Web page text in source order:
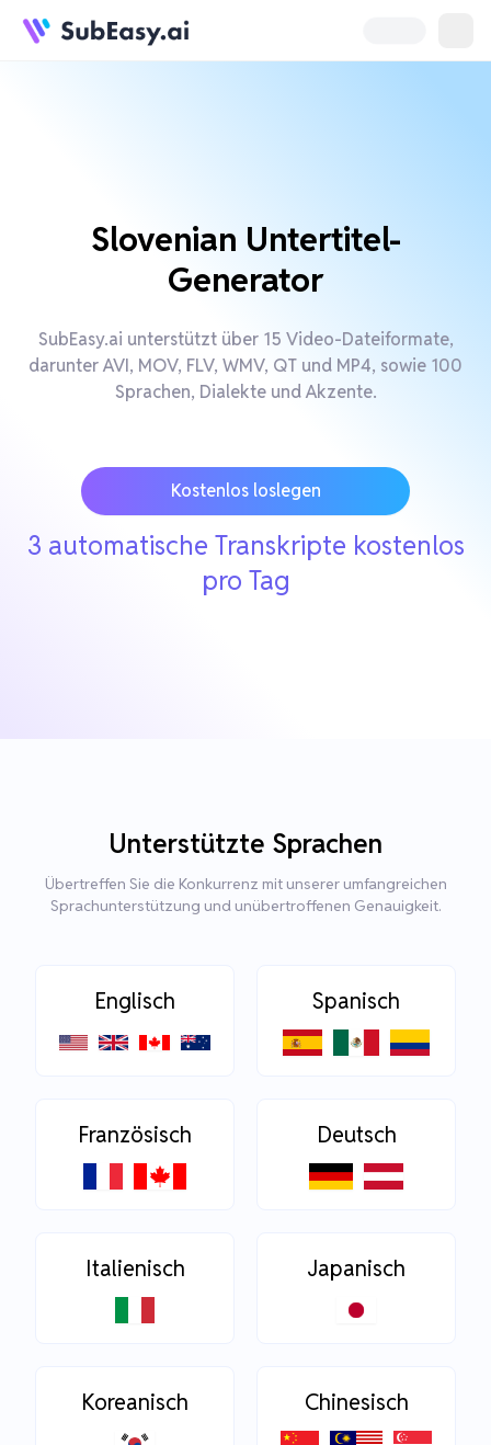
Slovenian Untertitel-
Generator
SubEasy.ai unterstützt über 15 Video-Dateiformate,
darunter AVI, MOV, FLV, WMV, QT und MP4, sowie 100
Sprachen, Dialekte und Akzente.
Kostenlos loslegen
3 automatische Transkripte kostenlos
pro Tag
Unterstützte Sprachen
Übertreffen Sie die Konkurrenz mit unserer umfangreichen
Sprachunterstützung und unübertroffenen Genauigkeit.
Englisch Spanisch
Französisch Deutsch
Italienisch Japanisch
Koreanisch Chinesisch